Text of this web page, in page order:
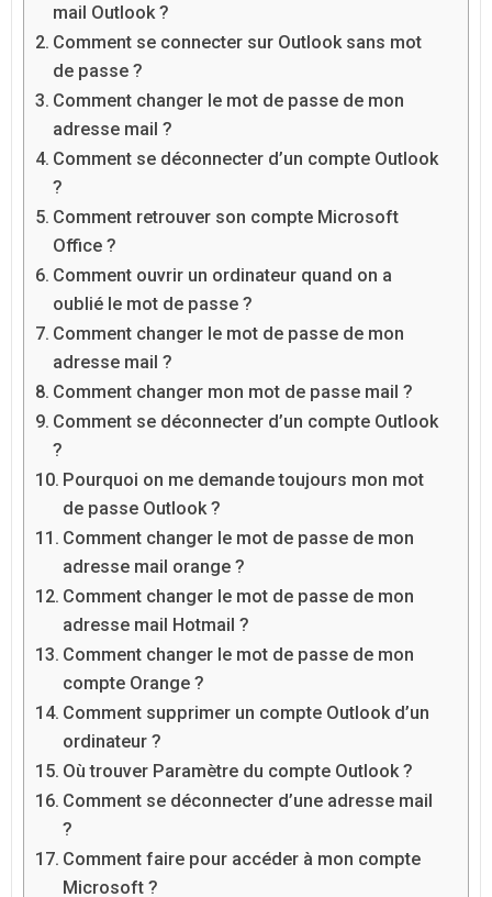
mail Outlook ?
Comment se connecter sur Outlook sans mot
de passe ?
Comment changer le mot de passe de mon
adresse mail ?
Comment se déconnecter d’un compte Outlook
?
Comment retrouver son compte Microsoft
Office ?
Comment ouvrir un ordinateur quand on a
oublié le mot de passe ?
Comment changer le mot de passe de mon
adresse mail ?
Comment changer mon mot de passe mail ?
Comment se déconnecter d’un compte Outlook
?
Pourquoi on me demande toujours mon mot
de passe Outlook ?
Comment changer le mot de passe de mon
adresse mail orange ?
Comment changer le mot de passe de mon
adresse mail Hotmail ?
Comment changer le mot de passe de mon
compte Orange ?
Comment supprimer un compte Outlook d’un
ordinateur ?
Où trouver Paramètre du compte Outlook ?
Comment se déconnecter d’une adresse mail
?
Comment faire pour accéder à mon compte
Microsoft ?